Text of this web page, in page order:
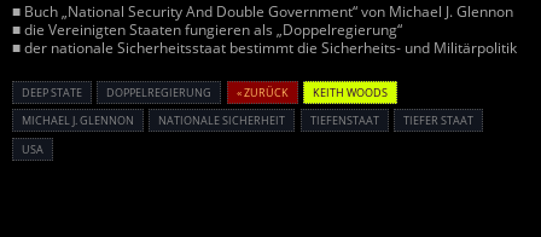
■ Buch „National Security And Double Government“ von Michael J. Glennon
■ die Vereinigten Staaten fungieren als „Doppelregierung“
■ der nationale Sicherheitsstaat bestimmt die Sicherheits- und Militärpolitik
DEEP STATE DOPPELREGIERUNG « ZURÜCK
KEITH WOODS
MICHAEL J. GLENNON
NATIONALE SICHERHEIT TIEFENSTAAT
TIEFER STAAT
USA